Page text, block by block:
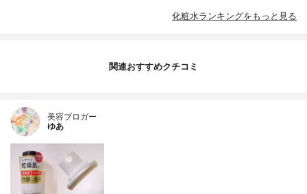
化粧水ランキングをもっと見る
関連おすすめクチコミ
美容ブロガー
ゆあ